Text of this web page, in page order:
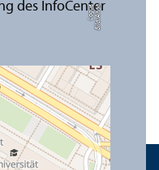
Bil
d:
A
n
n
a
L
o
g
u
e